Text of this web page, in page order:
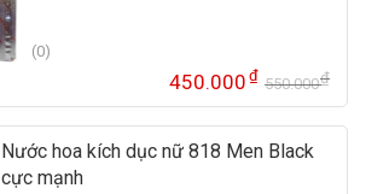
(0)
550.000₫
450.000₫
Nước hoa kích dục nữ 818 Men Black
cực mạnh